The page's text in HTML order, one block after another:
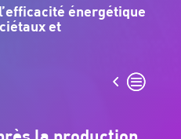
énergétique
et